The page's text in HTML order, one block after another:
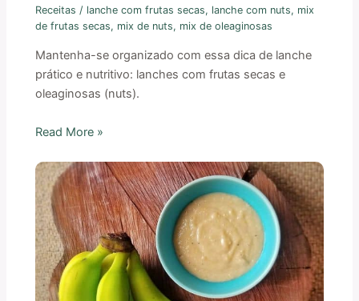
Receitas / lanche com frutas secas, lanche com nuts, mix
de frutas secas, mix de nuts, mix de oleaginosas
Mantenha-se organizado com essa dica de lanche
prático e nutritivo: lanches com frutas secas e
oleaginosas (nuts).
Read More »